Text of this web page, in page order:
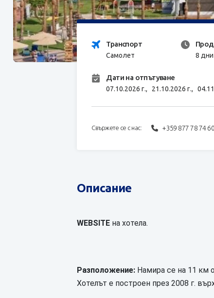
Транспорт
Самолет 8
Дати на отпътуване
07.10.2026 г., 21.10.2026 г.,
Свържете се с нас: +359 877 78 74 60
Описание
WEBSITE на хотела.
Разположение: Намира се на 11 км
Хотелът е построен през 2008 г.